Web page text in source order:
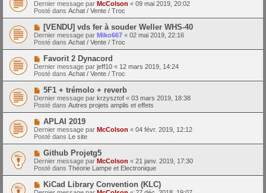
s
a
g
e
u
m
e
s
a
g
e
u
v
e
u
m
e
s
a
g
e
Dernier message par McColson « 09 mai 2019, 20:02
Posté dans Achat / Vente / Troc
N
o
u
v
e
a
u
m
e
s
s
a
g
[VENDU] vds fer à souder Weller WHS-40
Dernier message par Miko667 « 02 mai 2019, 22:16
Posté dans Achat / Vente / Troc
N
o
u
v
e
a
u
m
e
s
s
a
g
e
Favorit 2 Dynacord
Dernier message par jeff10 « 12 mars 2019, 14:24
Posté dans Achat / Vente / Troc
N
o
u
v
a
u
m
e
s
s
a
g
e
5F1 + trémolo + reverb
Dernier message par krzysztof « 03 mars 2019, 18:38
Posté dans Autres projets amplis et effets
N
o
u
v
a
u
m
e
s
APLAI 2019
Dernier message par McColson « 04 févr. 2019, 12:12
Posté dans Le site
N
o
u
v
e
a
Github Projetg5
Dernier message par McColson « 21 janv. 2019, 17:30
Posté dans Théorie Lampe et Electronique
N
o
KiCad Library Convention (KLC)